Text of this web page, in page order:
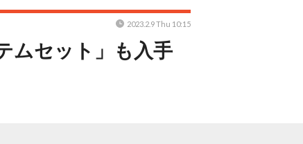
ムセット」も入手
2023.2.9 Thu 10:15